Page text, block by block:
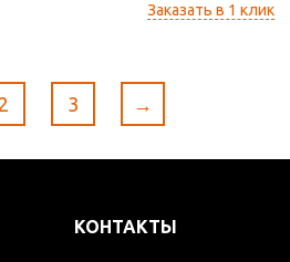
Заказать в 1 клик
2 3 →
КОНТАКТЫ